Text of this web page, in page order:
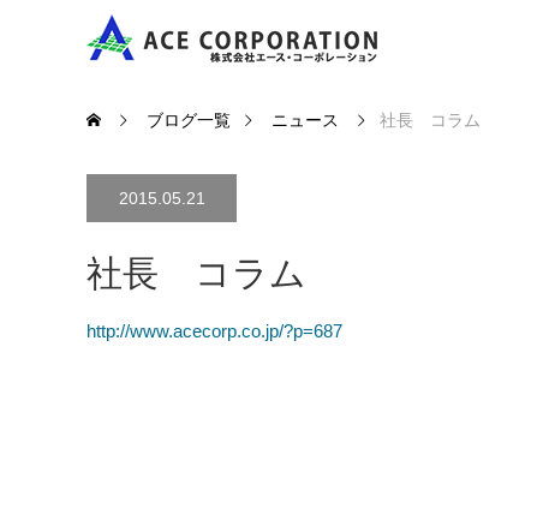
ブログ一覧 ニュース 社長 コラム
2015.05.21
社長 コラム
http://www.acecorp.co.jp/?p=687